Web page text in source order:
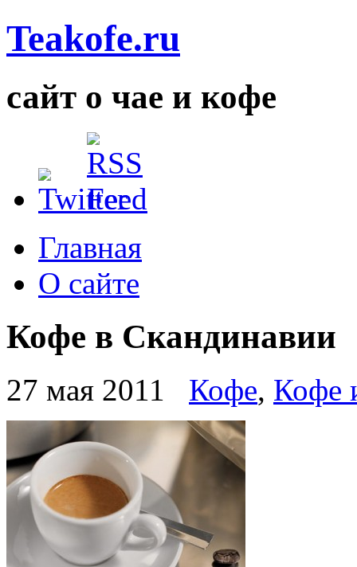
Teakofe.ru
сайт о чае и кофе
Главная
О сайте
Кофе в Скандинавии
27 мая 2011 Кофе, Кофе